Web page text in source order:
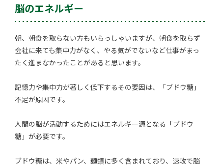
脳のエネルギー
朝、朝食を取らない方もいらっしゃいますが、朝食を取らず
会社に来ても集中力がなく、やる気がでないなど仕事がまっ
たく進まなかったことがあると思います。
記憶力や集中力が著しく低下するその要因は、「ブドウ糖」
不足が原因です。
人間の脳が活動するためにはエネルギー源となる「ブドウ
糖」が必要です。
ブドウ糖は、米やパン、麺類に多く含まれており、速攻で脳